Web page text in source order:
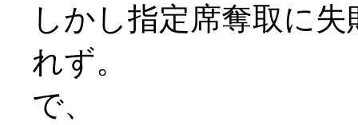
しかし指定席奪取に
れず。
で、